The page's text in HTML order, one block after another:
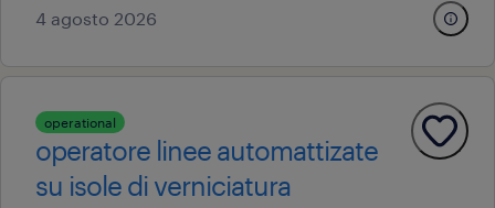
4 agosto 2026
operational
operatore linee automattizate
su isole di verniciatura